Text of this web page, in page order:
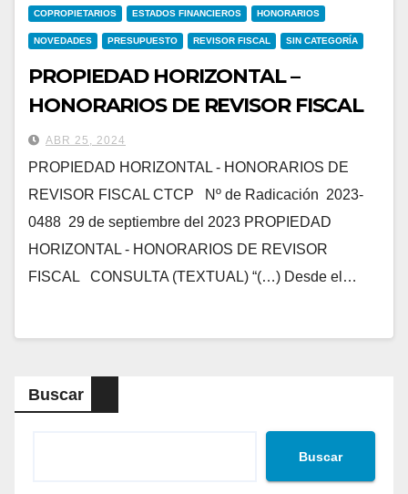
COPROPIETARIOS ESTADOS FINANCIEROS HONORARIOS
NOVEDADES PRESUPUESTO REVISOR FISCAL SIN CATEGORÍA
PROPIEDAD HORIZONTAL –
HONORARIOS DE REVISOR FISCAL
ABR 25, 2024
PROPIEDAD HORIZONTAL - HONORARIOS DE
REVISOR FISCAL CTCP Nº de Radicación 2023-
0488 29 de septiembre del 2023 PROPIEDAD
HORIZONTAL - HONORARIOS DE REVISOR
FISCAL CONSULTA (TEXTUAL) “(…) Desde el…
Buscar
Buscar